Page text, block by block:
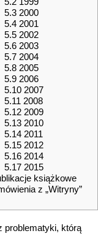
5.3 2000
5.4 2001
5.5 2002
5.6 2003
5.7 2004
5.8 2005
5.9 2006
5.10 2007
5.11 2008
5.12 2009
5.13 2010
5.14 2011
5.15 2012
5.16 2014
5.17 2015
książkowe
z „Witryny”
problematyki, którą